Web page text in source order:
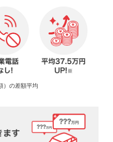
）の差額平均